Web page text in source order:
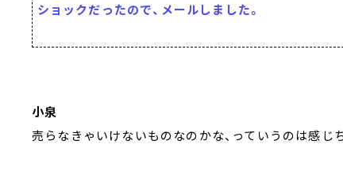
ショックだったので、メールしました。
小泉
売らなきゃいけないものなのかな、っていうのは感じ